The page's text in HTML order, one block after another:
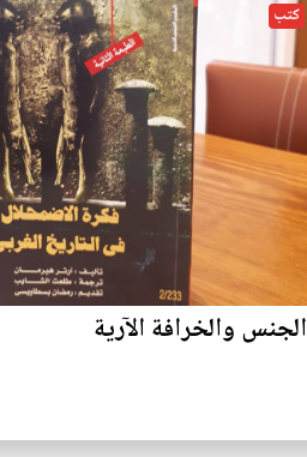
كتب
الجنس والخرافة الآرية